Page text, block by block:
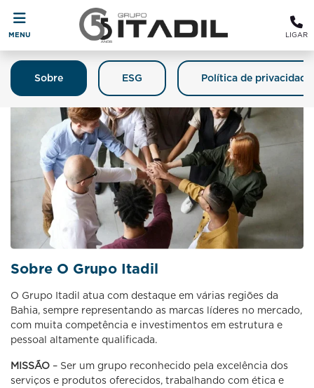
MENU LIGAR
Sobre ESG Política de privacidade
Sobre O Grupo Itadil
O Grupo Itadil atua com destaque em várias regiões da
Bahia, sempre representando as marcas líderes no mercado,
com muita competência e investimentos em estrutura e
pessoal altamente qualificada.
MISSÃO – Ser um grupo reconhecido pela excelência dos
serviços e produtos oferecidos, trabalhando com ética e